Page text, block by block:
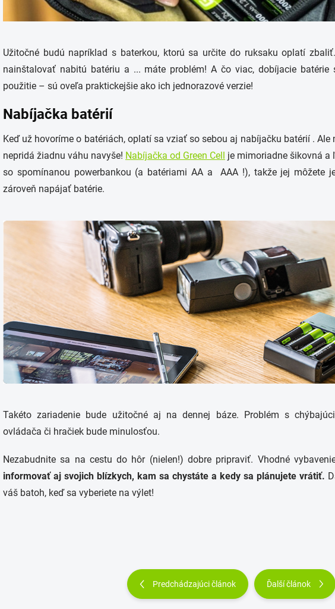
Užitočné budú napríklad s baterkou, ktorú sa určite do ruksaku oplatí
nainštalovať nabitú batériu a ... máte problém! A čo viac, dobíjacie batérie
použitie – sú oveľa praktickejšie ako ich jednorazové verzie!
Nabíjačka batérií
Keď už hovoríme o batériách, oplatí sa vziať so sebou aj nabíjačku batérií .
nepridá žiadnu váhu navyše! Nabíjačka od Green Cell je mimoriadne šikovná a
so spomínanou powerbankou (a batériami AA a AAA !), takže jej môžete
zároveň napájať batérie.
Takéto zariadenie bude užitočné aj na dennej báze. Problém s
ovládača či hračiek bude minulosťou.
Nezabudnite sa na cestu do hôr (nielen!) dobre pripraviť. Vhodné
informovať aj svojich blízkych, kam sa chystáte a kedy sa plánujete vrátiť.
váš batoh, keď sa vyberiete na výlet!
Predchádzajúci článok Ďalší článok